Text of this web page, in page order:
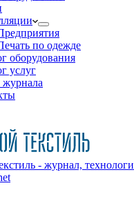
по одежде
оборудования
услуг
- журнал,